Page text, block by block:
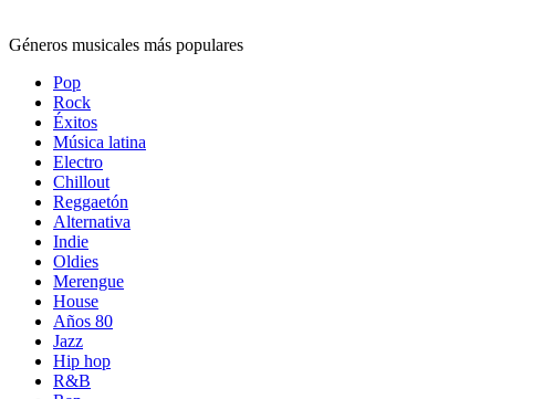
Géneros musicales más populares
Pop
Rock
Éxitos
Música latina
Electro
Chillout
Reggaetón
Alternativa
Indie
Oldies
Merengue
House
Años 80
Jazz
Hip hop
R&B